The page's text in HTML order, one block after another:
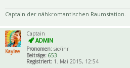
Captain der nähkromantischen Raumstation.
Kaylee
Captain
Pronomen: sie/ihr
Beiträge: 653
Registriert: 1. Mai 2015, 12:54